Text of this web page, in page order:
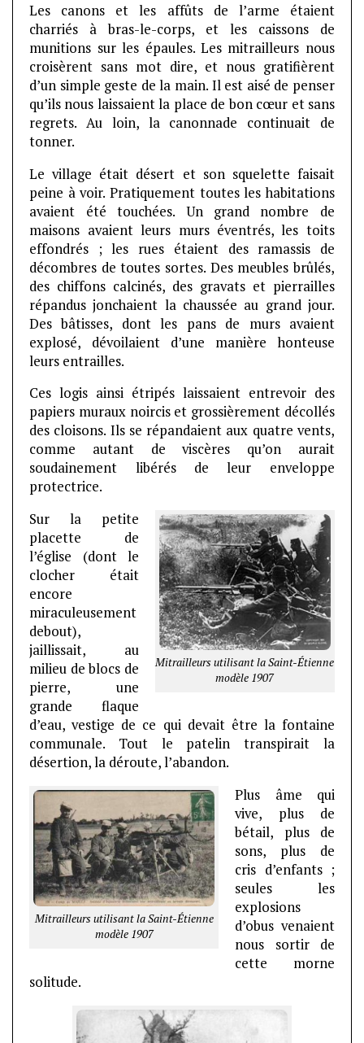
Les canons et les affûts de l’arme étaient
charriés à bras-le-corps, et les caissons de
munitions sur les épaules. Les mitrailleurs nous
croisèrent sans mot dire, et nous gratifièrent
d’un simple geste de la main. Il est aisé de penser
qu’ils nous laissaient la place de bon cœur et sans
regrets. Au loin, la canonnade continuait de
tonner.
Le village était désert et son squelette faisait
peine à voir. Pratiquement toutes les habitations
avaient été touchées. Un grand nombre de
maisons avaient leurs murs éventrés, les toits
effondrés ; les rues étaient des ramassis de
décombres de toutes sortes. Des meubles brûlés,
des chiffons calcinés, des gravats et pierrailles
répandus jonchaient la chaussée au grand jour.
Des bâtisses, dont les pans de murs avaient
explosé, dévoilaient d’une manière honteuse
leurs entrailles.
Ces logis ainsi étripés laissaient entrevoir des
papiers muraux noircis et grossièrement décollés
des cloisons. Ils se répandaient aux quatre vents,
comme autant de viscères qu’on aurait
soudainement libérés de leur enveloppe
protectrice.
Mitrailleurs utilisant la Saint-Étienne
modèle 1907
Sur la petite
placette de
l’église (dont le
clocher était
encore
miraculeusement
debout),
jaillissait, au
milieu de blocs de
pierre, une
grande flaque
d’eau, vestige de ce qui devait être la fontaine
communale. Tout le patelin transpirait la
désertion, la déroute, l’abandon.
Mitrailleurs utilisant la Saint-Étienne
modèle 1907
Plus âme qui
vive, plus de
bétail, plus de
sons, plus de
cris d’enfants ;
seules les
explosions
d’obus venaient
nous sortir de
cette morne
solitude.